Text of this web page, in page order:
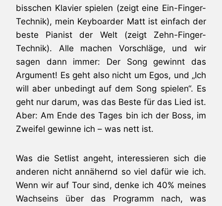
bisschen Klavier spielen (zeigt eine Ein-Finger-
Technik), mein Keyboarder Matt ist einfach der
beste Pianist der Welt (zeigt Zehn-Finger-
Technik). Alle machen Vorschläge, und wir
sagen dann immer: Der Song gewinnt das
Argument! Es geht also nicht um Egos, und „Ich
will aber unbedingt auf dem Song spielen“. Es
geht nur darum, was das Beste für das Lied ist.
Aber: Am Ende des Tages bin ich der Boss, im
Zweifel gewinne ich – was nett ist.
Was die Setlist angeht, interessieren sich die
anderen nicht annähernd so viel dafür wie ich.
Wenn wir auf Tour sind, denke ich 40% meines
Wachseins über das Programm nach, was